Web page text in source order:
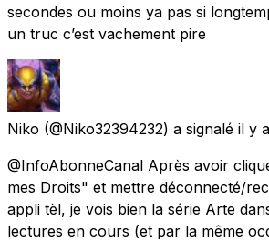
secondes ou moins ya pas si
un truc c’est vachement pire
Niko (@Niko32394232) a signalé il y
@InfoAbonneCanal Après avoir
mes Droits" et mettre déconnecté/
appli tèl, je vois bien la série Arte
lectures en cours (et par la même